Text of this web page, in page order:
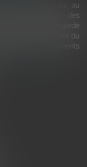
historiques au
et touristique des
été regardé
de la culture du
des monuments